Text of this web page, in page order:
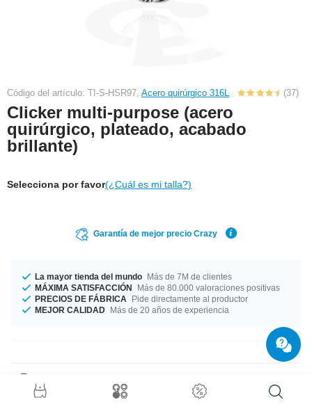
Código del artículo: TI-S-HSR97, Acero quirúrgico 316L (37)
Clicker multi-purpose (acero
quirúrgico, plateado, acabado
brillante)
Selecciona por favor(¿Cuál es mi talla?)
Garantía de mejor precio Crazy
La mayor tienda del mundo Más de 7M de clientes
MÁXIMA SATISFACCIÓN
Más de 80.000 valoraciones positivas
PRECIOS DE FÁBRICA
Pide directamente al productor
MEJOR CALIDAD Más de 20 años de experiencia
Los anchos de barra 1.2 mm y 1.6 mm están en stock. Poco importa la